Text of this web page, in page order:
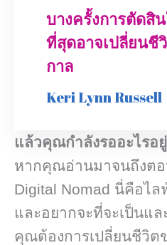
บางครั้งการตัดสิ
ที่สุดอาจเปลี่ยนชี
กาล
Keri Lynn Russell
แล้วคุณกำลังรออะไรอ
หากคุณอ่านมาจนถึงตอ
Digital Nomad นี่คือไ
และอยากจะที่จะเป็นแ
คุณต้องการเปลี่ยนชีวิ